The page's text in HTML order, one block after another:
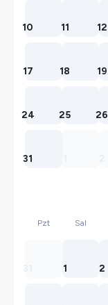
10 11 12
17 18 19
24 25 26
31
Pzt Sal
1 2